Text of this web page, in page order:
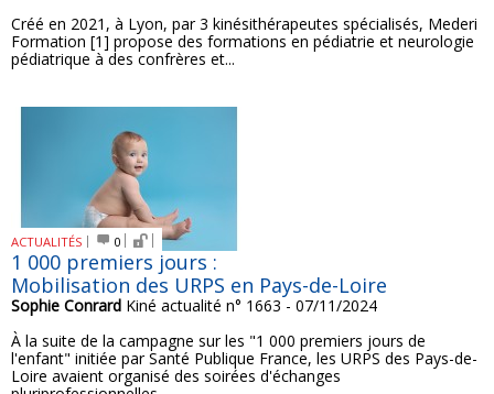
Créé en 2021, à Lyon, par 3 kinésithérapeutes spécialisés, Mederi
Formation [1] propose des formations en pédiatrie et neurologie
pédiatrique à des confrères et...
ACTUALITÉS 0
1 000 premiers jours :
Mobilisation des URPS en Pays-de-Loire
Sophie Conrard Kiné actualité n° 1663 - 07/11/2024
À la suite de la campagne sur les "1 000 premiers jours de
l'enfant" initiée par Santé Publique France, les URPS des Pays-de-
Loire avaient organisé des soirées d'échanges